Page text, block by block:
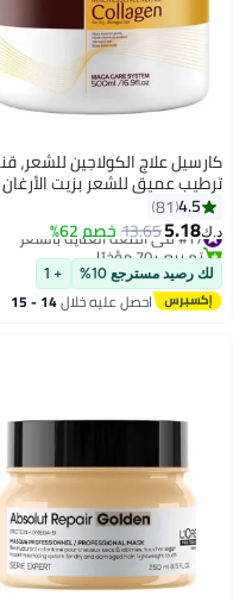
علاج الكولاجين للشعر، قناع
عميق للشعر بزيت الأرغان
مناسب للشعر الجاف
وجميع أنواع الشعر، 500 مل
4.5
81
5.18
13.65خصم 62% #17 في أقنعة العناية بالشعر
تم بيع +70 مؤخرًا
#17 في أقنعة العناية بالشعر
رصيد مسترجع 10% + 1
احصل عليه خلال 14 - 15